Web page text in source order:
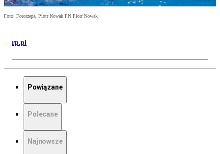
Foto: Fotorzepa, Piotr Nowak PN Piotr Nowak
rp.pl
Powiązane
Polecane
Najnowsze